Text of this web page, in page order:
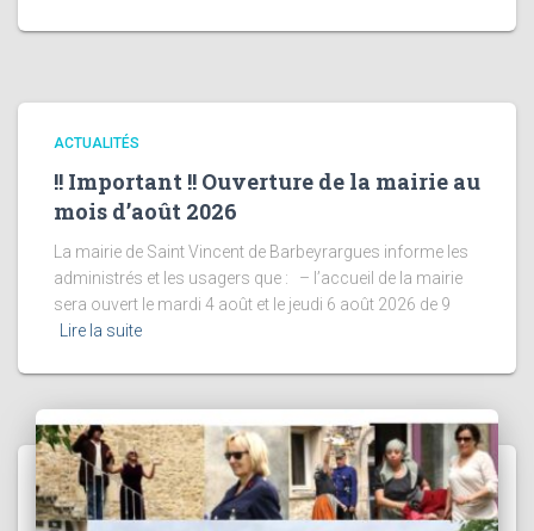
ACTUALITÉS
!! Important !! Ouverture de la mairie au
mois d’août 2026
La mairie de Saint Vincent de Barbeyrargues informe les
administrés et les usagers que : – l’accueil de la mairie
sera ouvert le mardi 4 août et le jeudi 6 août 2026 de 9
Lire la suite